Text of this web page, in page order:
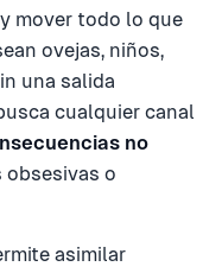
mover todo lo que
ovejas, niños,
una salida
cualquier canal
no
obsesivas o
asimilar